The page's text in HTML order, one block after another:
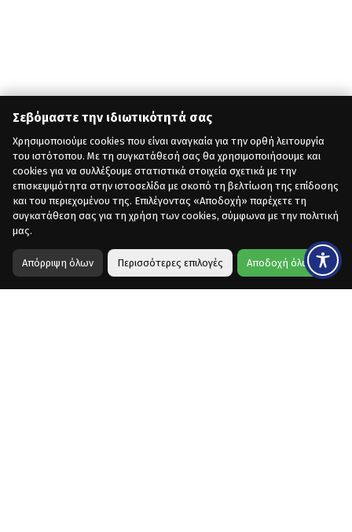
Σεβόμαστε την ιδιωτικότητά σας
Χρησιμοποιούμε cookies που είναι αναγκαία για την ορθή λειτουργία
του ιστότοπου. Με τη συγκατάθεσή σας θα χρησιμοποιήσουμε και
cookies για να συλλέξουμε στατιστικά στοιχεία σχετικά με την
επισκεψιμότητα στην ιστοσελίδα με σκοπό τη βελτίωση της επίδοσης
και του περιεχομένου της. Επιλέγοντας «Αποδοχή» παρέχετε τη
συγκατάθεση σας για τη χρήση των cookies, σύμφωνα με την πολιτική
μας.
Απόρριψη όλων Περισσότερες επιλογές Αποδοχή όλων